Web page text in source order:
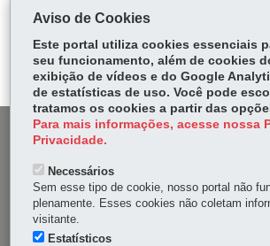
ok
itt
er
DENUNCIE CORRUPÇÃO
OUVIDORIA
Aviso de Cookies
Este portal utiliza cookies essenciais
seu funcionamento, além de cookies
exibição de vídeos e do Google
de estatísticas de uso. Você pode
tratamos os cookies a partir das
Para mais informações, acesse nossa
Privacidade.
Necessários
Sem esse tipo de cookie, nosso portal não
plenamente. Esses cookies não coletam
visitante.
Estatísticos